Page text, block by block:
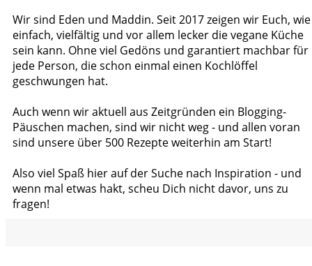
Wir sind Eden und Maddin. Seit 2017 zeigen wir Euch, wie
einfach, vielfältig und vor allem lecker die vegane Küche
sein kann. Ohne viel Gedöns und garantiert machbar für
jede Person, die schon einmal einen Kochlöffel
geschwungen hat.
Auch wenn wir aktuell aus Zeitgründen ein Blogging-
Päuschen machen, sind wir nicht weg - und allen voran
sind unsere über 500 Rezepte weiterhin am Start!
Also viel Spaß hier auf der Suche nach Inspiration - und
wenn mal etwas hakt, scheu Dich nicht davor, uns zu
fragen!